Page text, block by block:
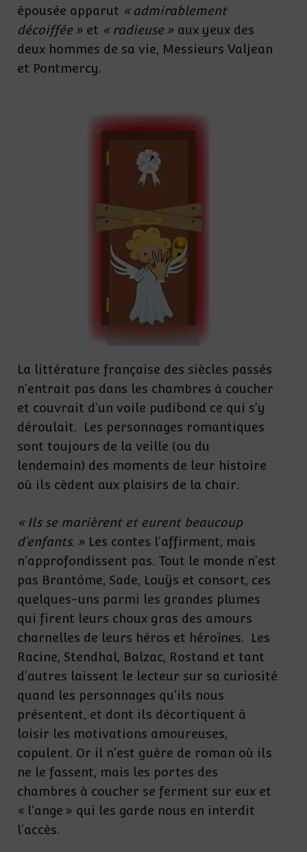
épousée apparut « admirablement
décoiffée »et « radieuse »aux yeux des
deux hommes de sa vie, Messieurs Valjean
et Pontmercy.
La littérature française des siècles passés
n’entrait pas dans les chambres à coucher
et couvrait d’un voile pudibond ce qui s’y
déroulait. Les personnages romantiques
sont toujours de la veille (ou du
lendemain) des moments de leur histoire
où ils cèdent aux plaisirs de la chair.
« Ils se marièrent et eurent beaucoup
d’enfants. »Les contes l’affirment, mais
n’approfondissent pas. Tout le monde n’est
pas Brantôme, Sade, Louÿs et consort, ces
quelques-uns parmi les grandes plumes
qui firent leurs choux gras des amours
charnelles de leurs héros et héroïnes. Les
Racine, Stendhal, Balzac, Rostand et tant
d’autres laissent le lecteur sur sa curiosité
quand les personnages qu’ils nous
présentent, et dont ils décortiquent à
loisir les motivations amoureuses,
copulent. Or il n’est guère de roman où ils
ne le fassent, mais les portes des
chambres à coucher se ferment sur eux et
« l’ange » qui les garde nous en interdit
l’accès.